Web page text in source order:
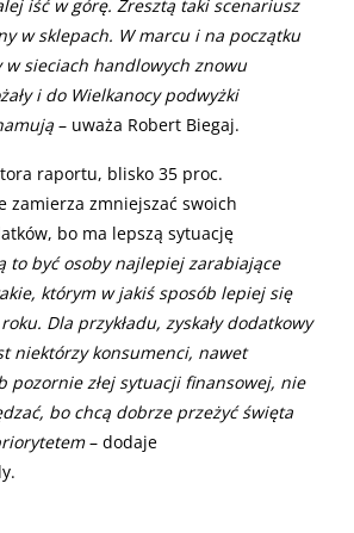
iść w górę. Zresztą taki scenariusz
w sklepach. W marcu i na początku
sieciach handlowych znowu
i do Wielkanocy podwyżki
– uważa Robert Biegaj.
raportu, blisko 35 proc.
zamierza zmniejszać swoich
bo ma lepszą sytuację
to być osoby najlepiej zarabiające
którym w jakiś sposób lepiej się
Dla przykładu, zyskały dodatkowy
niektórzy konsumenci, nawet
pozornie złej sytuacji finansowej, nie
bo chcą dobrze przeżyć święta
– dodaje